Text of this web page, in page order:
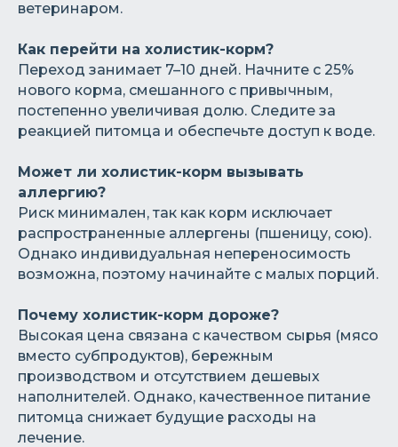
ветеринаром.
Как перейти на холистик-корм?
Переход занимает 7–10 дней. Начните с 25%
нового корма, смешанного с привычным,
постепенно увеличивая долю. Следите за
реакцией питомца и обеспечьте доступ к воде.
Может ли холистик-корм вызывать
аллергию?
Риск минимален, так как корм исключает
распространенные аллергены (пшеницу, сою).
Однако индивидуальная непереносимость
возможна, поэтому начинайте с малых порций.
Почему холистик-корм дороже?
Высокая цена связана с качеством сырья (мясо
вместо субпродуктов), бережным
производством и отсутствием дешевых
наполнителей. Однако, качественное питание
питомца снижает будущие расходы на
лечение.